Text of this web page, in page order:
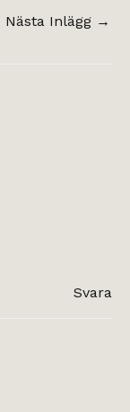
Nästa Inlägg →
Svara